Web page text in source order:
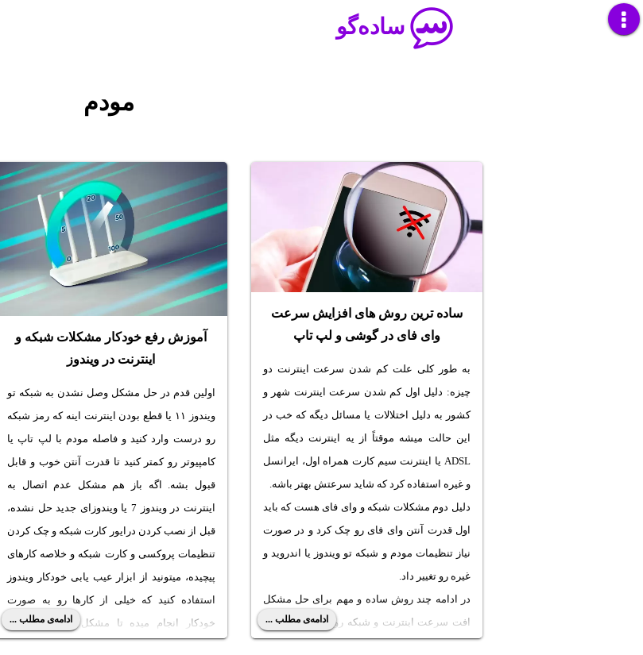
ساده‌گو
مودم
ساده ترین روش های افزایش سرعت
وای فای در گوشی و لپ تاپ
به طور کلی علت کم شدن سرعت اینترنت دو
چیزه: دلیل اول کم شدن سرعت اینترنت شهر و
کشور به دلیل اختلالات یا مسائل دیگه که خب در
این حالت میشه موقتاً از یه اینترنت دیگه مثل
ADSL یا اینترنت سیم کارت همراه اول، ایرانسل
و غیره استفاده کرد که شاید سرعتش بهتر باشه.
دلیل دوم مشکلات شبکه و وای فای هست که باید
اول قدرت آنتن وای فای رو چک کرد و در صورت
نیاز تنظیمات مودم و شبکه تو ویندوز یا اندروید و
غیره رو تغییر داد.
در ادامه چند روش ساده و مهم برای حل مشکل
افت سرعت اینترنت و شبکه رو توضیح میدیم. با
ساده‌گو همراه باشید.
ادامه‌ی مطلب ...
آموزش رفع خودکار مشکلات شبکه و
اینترنت در ویندوز
اولین قدم در حل مشکل وصل نشدن به شبکه تو
ویندوز ۱۱ یا قطع بودن اینترنت اینه که رمز شبکه
رو درست وارد کنید و فاصله مودم با لپ تاپ یا
کامپیوتر رو کمتر کنید تا قدرت آنتن خوب و قابل
قبول بشه. اگه باز هم مشکل عدم اتصال به
اینترنت در ویندوز 7
یا ویندوزای جدید حل نشده،
قبل از نصب کردن درایور کارت شبکه و چک کردن
تنظیمات پروکسی و کارت شبکه و خلاصه کارهای
پیچیده، میتونید از ابزار عیب یابی خودکار ویندوز
استفاده کنید که خیلی از کارها رو به صورت
خودکار انجام میده تا مشکل حل بشه. البته
ادامه‌ی مطلب ...